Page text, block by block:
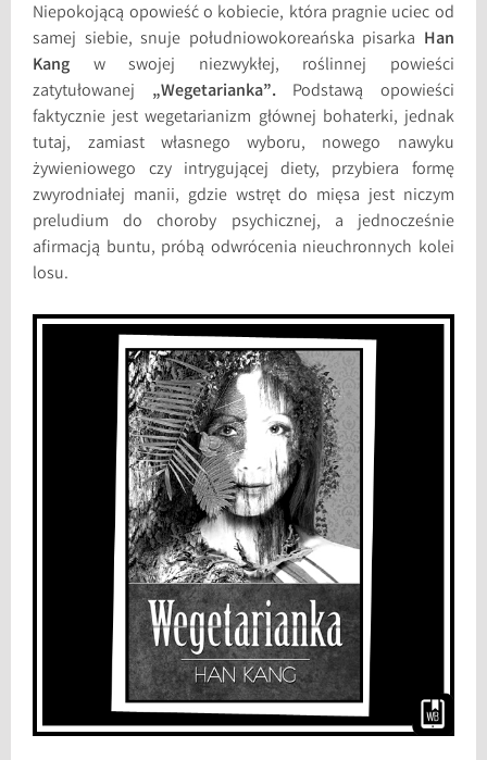
Niepokojącą opowieść o kobiecie, która pragnie uciec od
samej siebie, snuje południowokoreańska pisarka Han
Kang w swojej niezwykłej, roślinnej powieści
zatytułowanej „Wegetarianka”.Podstawą opowieści
faktycznie jest wegetarianizm głównej bohaterki, jednak
tutaj, zamiast własnego wyboru, nowego nawyku
żywieniowego czy intrygującej diety, przybiera formę
zwyrodniałej manii, gdzie wstręt do mięsa jest niczym
preludium do choroby psychicznej, a jednocześnie
afirmacją buntu, próbą odwrócenia nieuchronnych kolei
losu.